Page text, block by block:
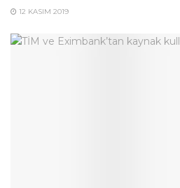
12 KASIM 2019